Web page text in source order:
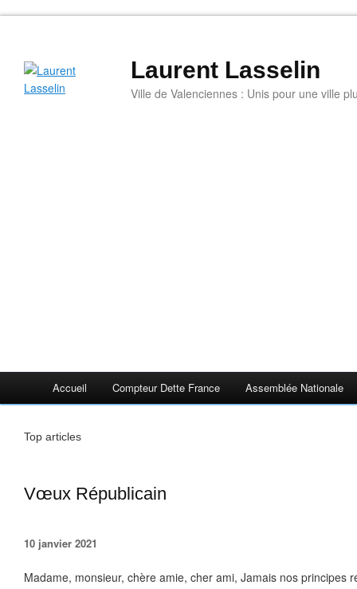
Laurent Lasselin
Ville de Valenciennes : Unis pour une ville
Accueil Compteur Dette France Assemblée Nationale
Top articles
Vœux Républicain
10 janvier 2021
Madame, monsieur, chère amie, cher ami, Jamais nos principes